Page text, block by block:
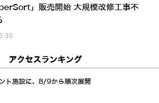
」販売開始 大規模改修工事不
アクセスランキング
ト施設に、8/9から順次展開